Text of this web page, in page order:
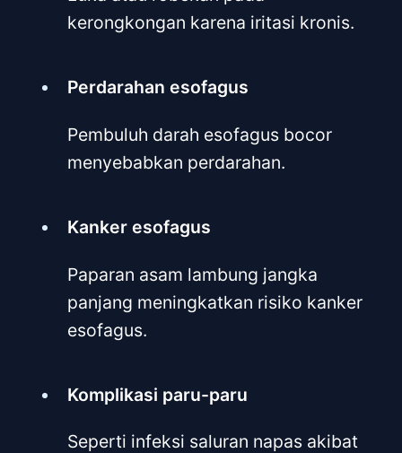
kerongkongan karena iritasi kronis.
Perdarahan esofagus
Pembuluh darah esofagus bocor
menyebabkan perdarahan.
Kanker esofagus
Paparan asam lambung jangka
panjang meningkatkan risiko kanker
esofagus.
Komplikasi paru-paru
Seperti infeksi saluran napas akibat